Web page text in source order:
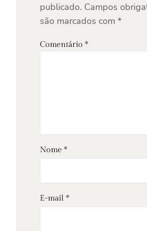
publicado. Campos
são marcados com *
Comentário *
Nome *
E-mail *